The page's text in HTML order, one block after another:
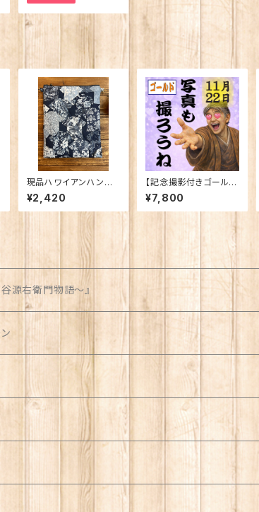
現品ハワイアンハンドメ
イドサコッシュ
¥2,420
【記念撮影付きゴールド
チケット】朗読劇「逆水
の志 〜染谷源右衛門物
語〜」11月22日（日）
¥7,800
源右衛門物語〜』